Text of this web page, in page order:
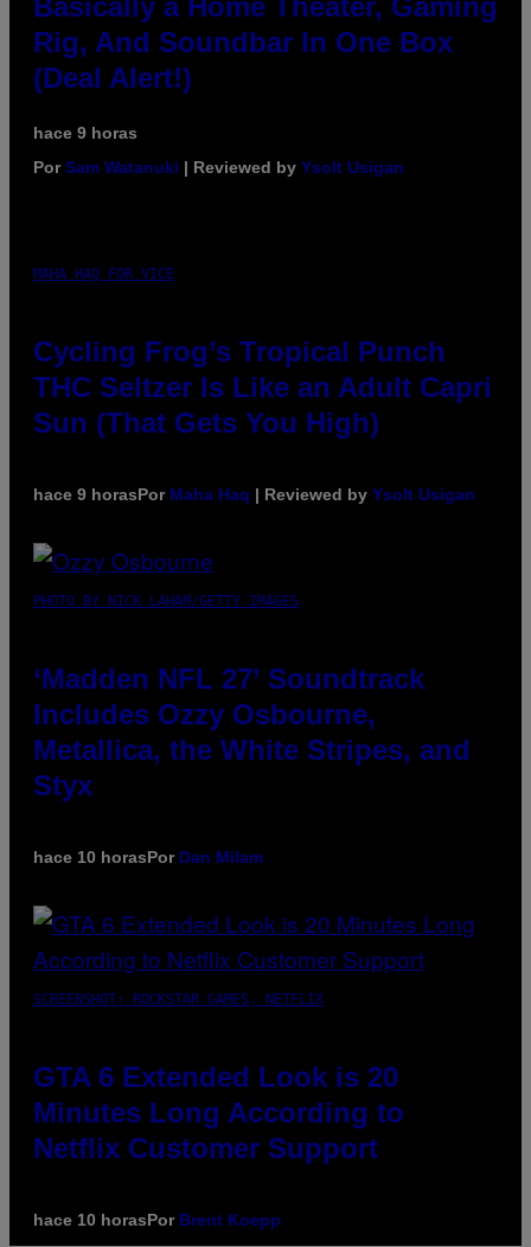
Rig, And Soundbar In One Box
(Deal Alert!)
hace 9 horas
PorSam Watanuki | Reviewed by Ysolt Usigan
MAHA HAQ FOR VICE
Cycling Frog’s Tropical Punch
THC Seltzer Is Like an Adult Capri
Sun (That Gets You High)
hace 9 horasPor Maha Haq | Reviewed by Ysolt Usigan
PHOTO BY NICK LAHAM/GETTY IMAGES
‘Madden NFL 27’ Soundtrack
Includes Ozzy Osbourne,
Metallica, the White Stripes, and
Styx
hace 10 horasPor Dan Milam
SCREENSHOT: ROCKSTAR GAMES, NETFLIX
GTA 6 Extended Look is 20
Minutes Long According to
Netflix Customer Support
hace 10 horasPor Brent Koepp